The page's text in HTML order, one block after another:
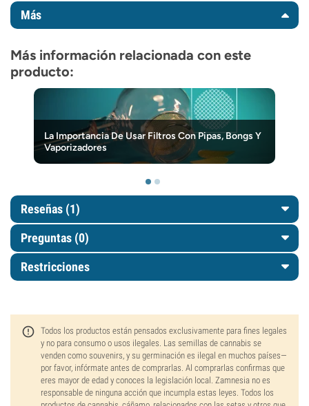
Más
Más información relacionada con este
producto:
La Importancia De Usar Filtros Con Pipas, Bongs Y
Vaporizadores
Reseñas (1)
Preguntas (0)
Restricciones
Todos los productos están pensados exclusivamente para fines legales
y no para consumo o usos ilegales. Las semillas de cannabis se
venden como souvenirs, y su germinación es ilegal en muchos países—
por favor, infórmate antes de comprarlas. Al comprarlas confirmas que
eres mayor de edad y conoces la legislación local. Zamnesia no es
responsable de ninguna acción que incumpla estas leyes. Todos los